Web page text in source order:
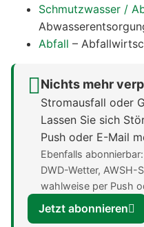
Schmutzwasser /
Abfall –
Nichts mehr
Stromausfall oder
Lassen Sie sich
Push oder E-Mail
Ebenfalls
DWD-Wetter, AWSH-
wahlweise per Push
Jetzt abonnieren